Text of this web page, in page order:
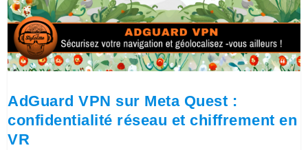
AdGuard VPN sur Meta Quest :
confidentialité réseau et chiffrement en
VR